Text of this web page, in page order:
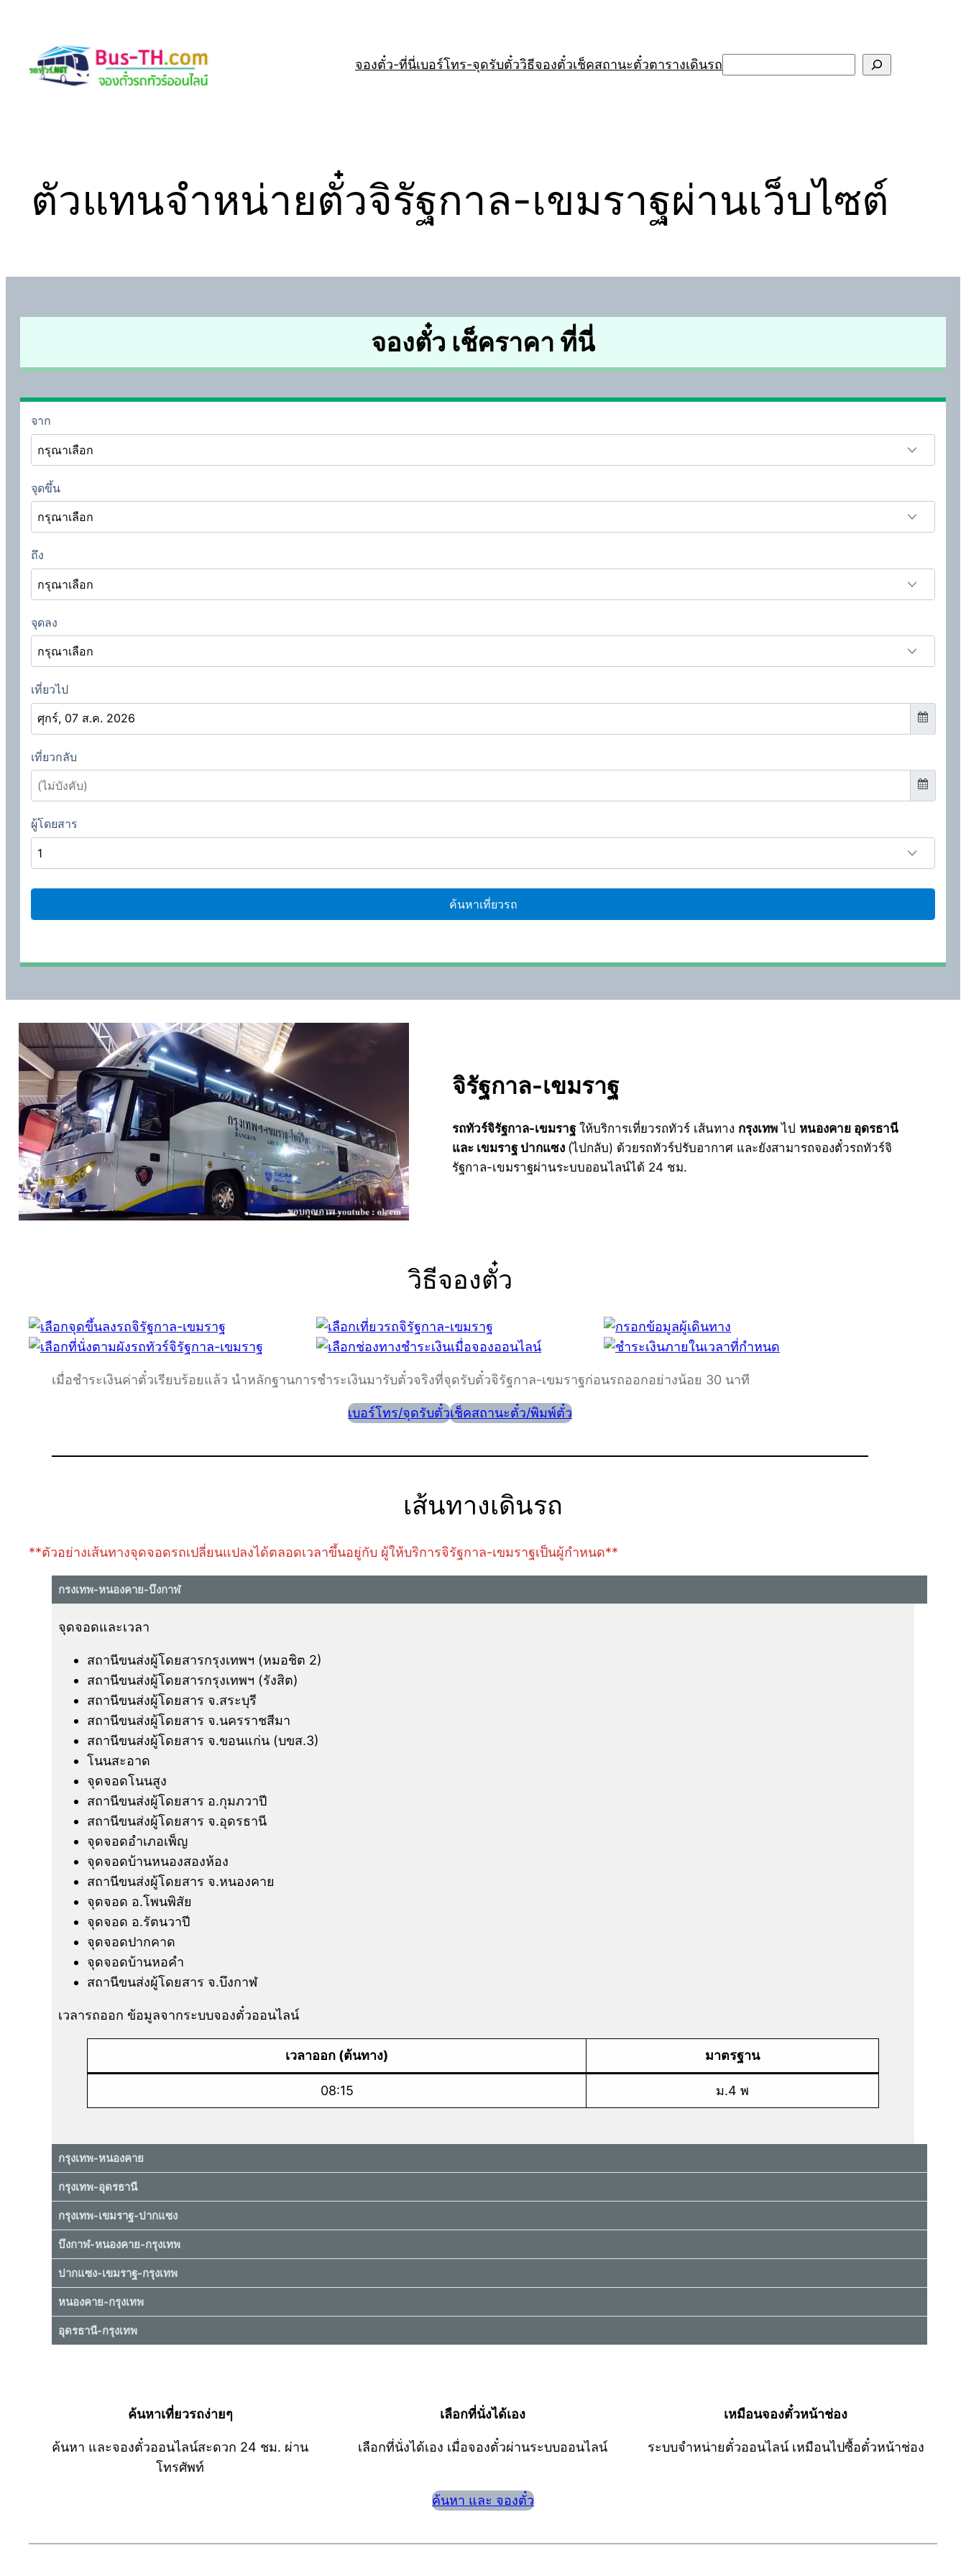
content
จองตั๋ว-ที่นี่เบอร์โทร-จุดรับตั๋ววิธีจองตั๋วเช็คสถานะตั๋วตารางเดินรถ
ตัวแทนจำหน่ายตั๋วจิรัฐกาล-เขมราฐผ่านเว็บไซต์
จองตั๋ว เช็คราคา ที่นี่
จิรัฐกาล-เขมราฐ
รถทัวร์จิรัฐกาล-เขมราฐให้บริการเที่ยวรถทัวร์ เส้นทาง กรุงเทพไป หนองคาย อุดรธานี
และ เขมราฐ ปากแซง (ไปกลับ) ด้วยรถทัวร์ปรับอากาศ และยังสามารถจองตั๋วรถทัวร์จิ
รัฐกาล-เขมราฐผ่านระบบออนไลน์ได้ 24 ชม.
วิธีจองตั๋ว
เมื่อชำระเงินค่าตั๋วเรียบร้อยแล้ว นำหลักฐานการชำระเงินมารับตั๋วจริงที่จุดรับตั๋วจิรัฐกาล-เขมราฐก่อนรถออกอย่างน้อย 30 นาที
เบอร์โทร/จุดรับตั๋วเช็คสถานะตั๋ว/พิมพ์ตั๋ว
เส้นทางเดินรถ
**ตัวอย่างเส้นทางจุดจอดรถเปลี่ยนแปลงได้ตลอดเวลาขึ้นอยู่กับ ผู้ให้บริการจิรัฐกาล-เขมราฐเป็นผู้กำหนด**
กรงเทพ-หนองคาย-บึงกาฬ
จุดจอดและเวลา
สถานีขนส่งผู้โดยสารกรุงเทพฯ (หมอชิต 2)
สถานีขนส่งผู้โดยสารกรุงเทพฯ (รังสิต)
สถานีขนส่งผู้โดยสาร จ.สระบุรี
สถานีขนส่งผู้โดยสาร จ.นครราชสีมา
สถานีขนส่งผู้โดยสาร จ.ขอนแก่น (บขส.3)
โนนสะอาด
จุดจอดโนนสูง
สถานีขนส่งผู้โดยสาร อ.กุมภวาปี
สถานีขนส่งผู้โดยสาร จ.อุดรธานี
จุดจอดอำเภอเพ็ญ
จุดจอดบ้านหนองสองห้อง
สถานีขนส่งผู้โดยสาร จ.หนองคาย
จุดจอด อ.โพนพิสัย
จุดจอด อ.รัตนวาปี
จุดจอดปากคาด
จุดจอดบ้านหอคำ
สถานีขนส่งผู้โดยสาร จ.บึงกาฬ
เวลารถออก ข้อมูลจากระบบจองตั๋วออนไลน์
เวลาออก (ต้นทาง) มาตรฐาน
08:15 ม.4 พ
กรุงเทพ-หนองคาย
กรุงเทพ-อุดรธานี
กรุงเทพ-เขมราฐ-ปากแซง
บึงกาฬ-หนองคาย-กรุงเทพ
ปากแซง-เขมราฐ-กรุงเทพ
หนองคาย-กรุงเทพ
อุดรธานี-กรุงเทพ
ค้นหาเที่ยวรถง่ายๆ
ค้นหา และจองตั๋วออนไลน์สะดวก 24 ชม. ผ่าน
โทรศัพท์
เลือกที่นั่งได้เอง
เลือกที่นั่งได้เอง เมื่อจองตั๋วผ่านระบบออนไลน์
เหมือนจองตั๋วหน้าช่อง
ระบบจำหน่ายตั๋วออนไลน์ เหมือนไปซื้อตั๋วหน้าช่อง
ค้นหา และ จองตั๋ว